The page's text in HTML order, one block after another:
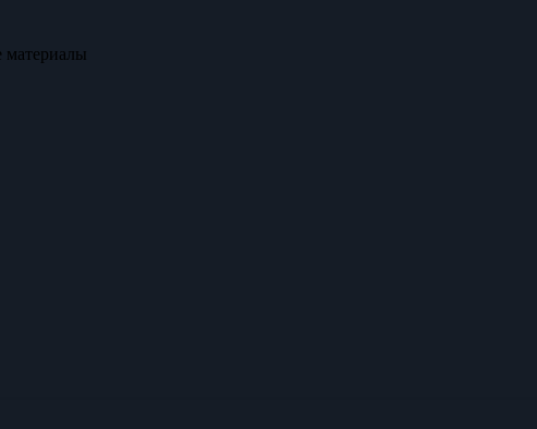
материалы